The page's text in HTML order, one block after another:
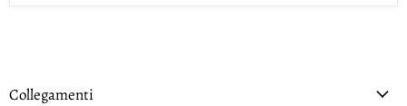
Collegamenti